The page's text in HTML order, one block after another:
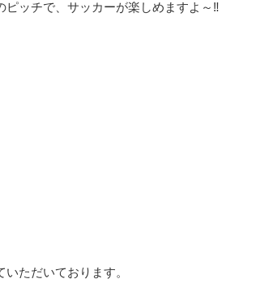
ッチで、サッカーが楽しめますよ～‼
ただいております。